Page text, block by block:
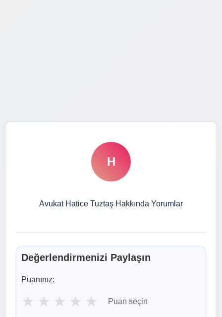
H
Avukat Hatice Tuztaş Hakkında Yorumlar
Değerlendirmenizi Paylaşın
Puanınız:
★ ★ ★ ★ ★ Puan seçin